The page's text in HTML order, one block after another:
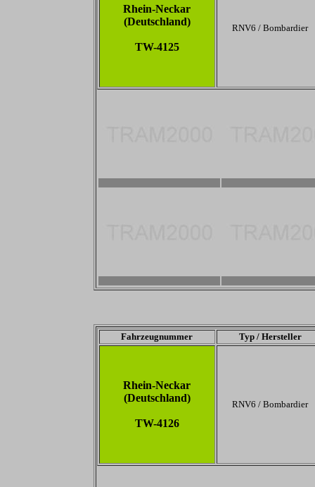
Rhein-Neckar
(Deutschland)
TW-4125
RNV6 / Bombardier
Fahrzeugnummer Typ / Hersteller
Rhein-Neckar
(Deutschland)
TW-4126
RNV6 / Bombardier